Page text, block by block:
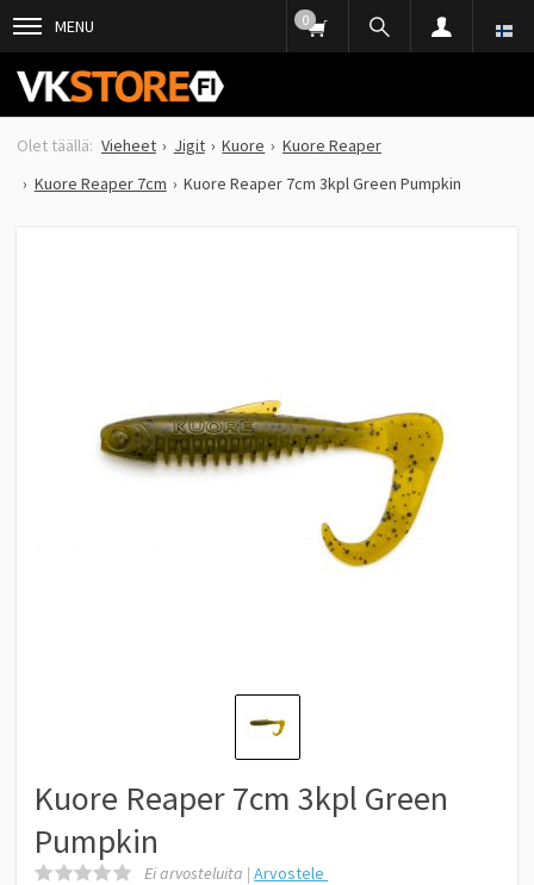
MENU 0
Vieheet Jigit Kuore
Kuore Reaper
Kuore Reaper 7cm
Kuore Reaper 7cm 3kpl Green Pumpkin
Kuore Reaper 7cm 3kpl Green
Pumpkin
Ei arvosteluita |Arvostele